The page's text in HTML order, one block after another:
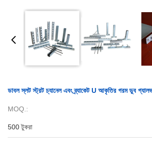
ডাবল স্লট স্ট্রট চ্যানেল এবং ব্র্যাকেট U আকৃতির গরম ডুব
MOQ.:
500 টুকরা